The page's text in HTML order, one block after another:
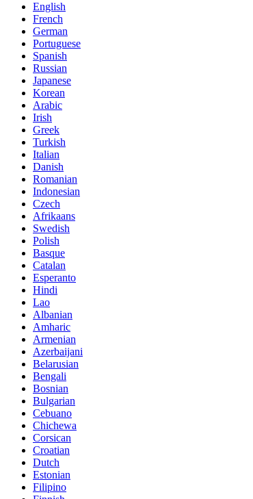
English
French
German
Portuguese
Spanish
Russian
Japanese
Korean
Arabic
Irish
Greek
Turkish
Italian
Danish
Romanian
Indonesian
Czech
Afrikaans
Swedish
Polish
Basque
Catalan
Esperanto
Hindi
Lao
Albanian
Amharic
Armenian
Azerbaijani
Belarusian
Bengali
Bosnian
Bulgarian
Cebuano
Chichewa
Corsican
Croatian
Dutch
Estonian
Filipino